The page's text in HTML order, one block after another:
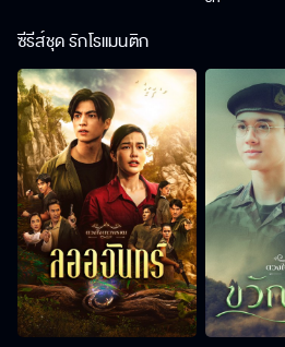
ซีรีส์ชุด รักโรแมนติก